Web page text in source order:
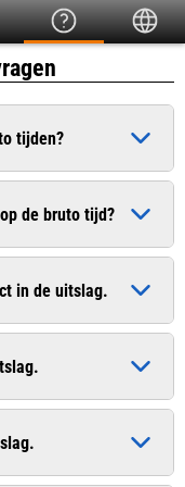
tijden?
op het moment dat
tijd (chiptijd) is de
de bruto tijd?
de Atletiekunie.
van recreanten
in de uitslag.
vindt u
vindt u